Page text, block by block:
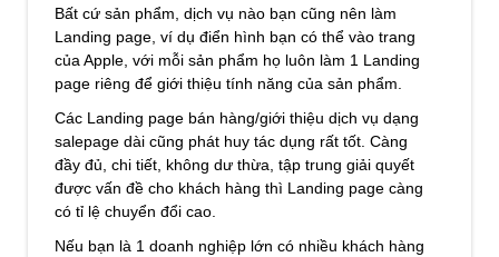
Bất cứ sản phẩm, dịch vụ nào bạn cũng nên làm
Landing page, ví dụ điển hình bạn có thể vào trang
của Apple, với mỗi sản phẩm họ luôn làm 1 Landing
page riêng để giới thiệu tính năng của sản phẩm.
Các Landing page bán hàng/giới thiệu dịch vụ dạng
salepage dài cũng phát huy tác dụng rất tốt. Càng
đầy đủ, chi tiết, không dư thừa, tập trung giải quyết
được vấn đề cho khách hàng thì Landing page càng
có tỉ lệ chuyển đổi cao.
Nếu bạn là 1 doanh nghiệp lớn có nhiều khách hàng